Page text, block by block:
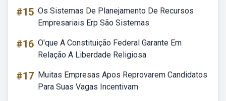
#15 Os Sistemas De Planejamento De Recursos
Empresariais Erp São Sistemas
#16 O'que A Constituição Federal Garante Em
Relação A Liberdade Religiosa
#17 Muitas Empresas Apos Reprovarem Candidatos
Para Suas Vagas Incentivam